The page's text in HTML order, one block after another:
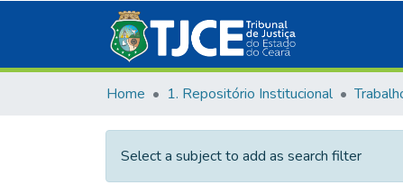
Home 1. Repositório Institucional
Select a subject to add as search filter